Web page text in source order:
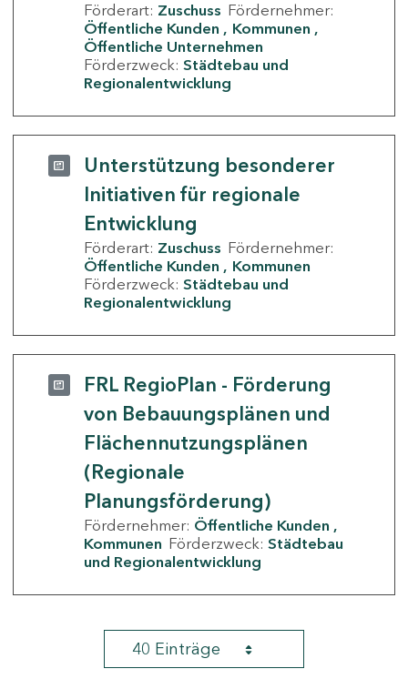
Förderart: Zuschuss Fördernehmer:
Öffentliche Kunden
Kommunen
Öffentliche Unternehmen
Förderzweck: Städtebau und
Regionalentwicklung
Unterstützung besonderer
Initiativen für regionale
Entwicklung
Förderart: Zuschuss Fördernehmer:
Öffentliche Kunden
Kommunen
Förderzweck: Städtebau und
Regionalentwicklung
FRL RegioPlan - Förderung
von Bebauungsplänen und
Flächennutzungsplänen
(Regionale
Planungsförderung)
Fördernehmer: Öffentliche Kunden
Kommunen Förderzweck: Städtebau
und Regionalentwicklung
40 Einträge